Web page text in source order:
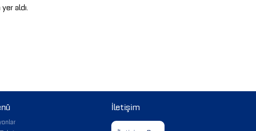
aldı.
İletişim